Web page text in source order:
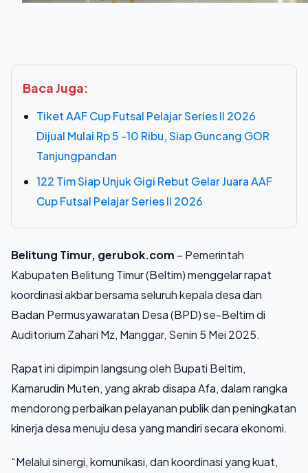
Baca Juga:
Tiket AAF Cup Futsal Pelajar Series II 2026
Dijual Mulai Rp 5 -10 Ribu, Siap Guncang GOR
Tanjungpandan
122 Tim Siap Unjuk Gigi Rebut Gelar Juara AAF
Cup Futsal Pelajar Series II 2026
Belitung Timur, gerubok.com – Pemerintah
Kabupaten Belitung Timur (Beltim) menggelar rapat
koordinasi akbar bersama seluruh kepala desa dan
Badan Permusyawaratan Desa (BPD) se-Beltim di
Auditorium Zahari Mz, Manggar, Senin 5 Mei 2025.
Rapat ini dipimpin langsung oleh Bupati Beltim,
Kamarudin Muten, yang akrab disapa Afa, dalam rangka
mendorong perbaikan pelayanan publik dan peningkatan
kinerja desa menuju desa yang mandiri secara ekonomi.
“Melalui sinergi, komunikasi, dan koordinasi yang kuat,